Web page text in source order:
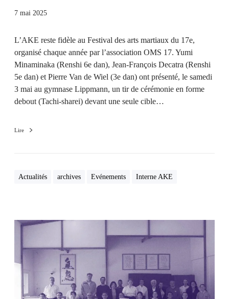
7 mai 2025
L’AKE reste fidèle au Festival des arts martiaux du 17e,
organisé chaque année par l’association OMS 17. Yumi
Minaminaka (Renshi 6e dan), Jean-François Decatra (Renshi
5e dan) et Pierre Van de Wiel (3e dan) ont présenté, le samedi
3 mai au gymnase Lippmann, un tir de cérémonie en forme
debout (Tachi-sharei) devant une seule cible…
Lire
Actualités archives Evénements Interne AKE